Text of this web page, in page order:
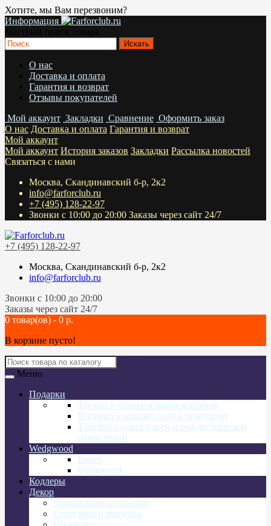
Хотите, мы Вам перезвоним?
Информация
О нас
Доставка и оплата
Гарантия и возврат
Отзывы покупателей
Мой аккаунт Закладки Сравнение Оформить заказ
О нас Доставка и оплата Гарантия и возврат
Мой аккаунт
Мой аккаунт История заказов Закладки Рассылка новостей
Связаться с нами
Москва, Скандинавский б-р, 2к2
info@farforclub.ru
+7 (495) 128-22-97
Звонки c 10:00 до 20:00 Заказы через сайт 24/7
+7 (495) 128-22-97
Москва, Скандинавский б-р, 2к2
info@farforclub.ru
Звонки c 10:00 до 20:00
Заказы через сайт 24/7
0 товар(ов) - 0 р.
В корзине пусто!
Меню
Подарки
Товары в оригинальных коробках
Подарки к новому году и рождеству
Тарелки с новогодней и рождественской
символикой
Wedgwood
Jasper
Wedgwood
Кодлеры
Декор
Декоративные тарелки
Статуэтки и фигурки